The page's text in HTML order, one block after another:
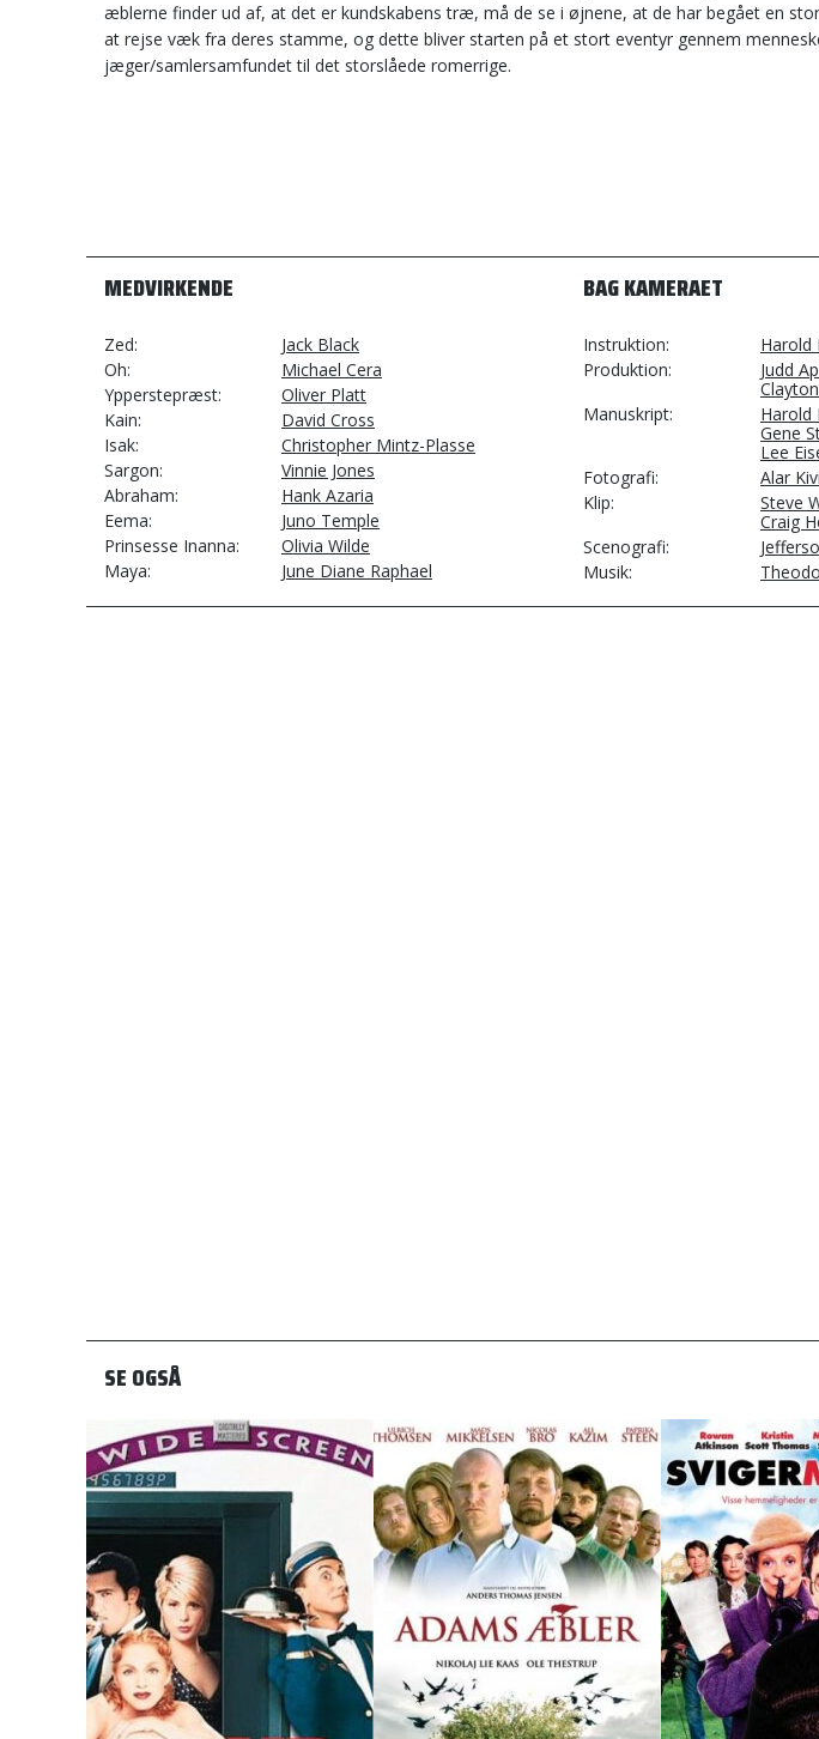
æblerne finder ud af, at det er kundskabens træ, må de se i øjnene, at de har begået en
at rejse væk fra deres stamme, og dette bliver starten på et stort eventyr gennem
jæger/samlersamfundet til det storslåede romerrige.
MEDVIRKENDE
Zed
Jack Black
Oh
Michael Cera
Ypperstepræst
Oliver Platt
Kain
David Cross
Isak
Christopher Mintz-Plasse
Sargon
Vinnie Jones
Abraham
Hank Azaria
Eema
Juno Temple
Prinsesse Inanna
Olivia Wilde
Maya
June Diane Raphael
BAG KAMERAET
Instruktion
Harold
Produktion
Judd
Manuskript
Harold
Gene
Lee
Fotografi
Alar
Klip
Steve
Craig
Scenografi
Musik
SE OGSÅ